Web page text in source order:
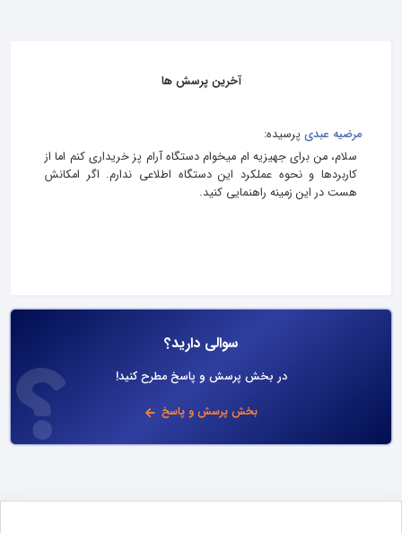
آخرین پرسش ها
مرضیه عبدی پرسیده:
سلام، من برای جهیزیه‌ ام میخوام دستگاه آرام پز خریداری کنم اما از
کاربردها و نحوه عملکرد این دستگاه اطلاعی ندارم. اگر امکانش
هست در این زمینه راهنمایی کنید.
سوالی دارید؟
در بخش پرسش و پاسخ مطرح کنید!
بخش پرسش و پاسخ